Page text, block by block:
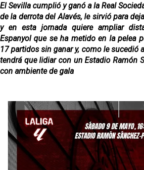
Miguel Sierra: La temporada
reflejado que podemos tirar para
trabajamos con ilusión
Diomande ya es madridista
mercado
Los posibles herederos del
marcha de Juanlu
Alberto Flores, muy cerca de
jugador del Granada CF
El Sevilla cumplió y ganó a la Real
de la derrota del Alavés, le sirvió para
y en esta jornada quiere ampliar
Espanyol que se ha metido en la pelea
17 partidos sin ganar y, como le sucedió
tendrá que lidiar con un Estadio Ramón
con ambiente de gala